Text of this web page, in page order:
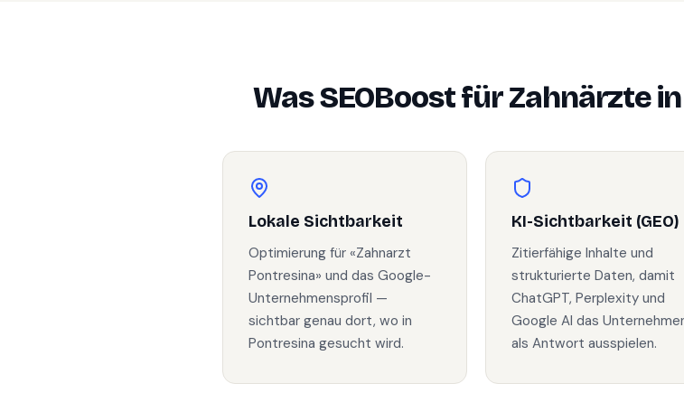
Was SEOBoost fürZahnärztein
Lokale Sichtbarkeit
Optimierung für «Zahnarzt
Pontresina» und das Google-
Unternehmensprofil —
sichtbar genau dort, wo in
Pontresina gesucht wird.
KI-Sichtbarkeit (GEO)
Zitierfähige Inhalte und
strukturierte Daten, damit
ChatGPT, Perplexity und
Google AI das
als Antwort ausspielen.